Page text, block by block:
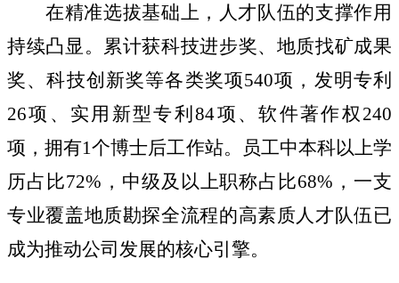
在精准选拔基础上，人才队伍的支撑作用
持续凸显。累计获科技进步奖、地质找矿成果
奖、科技创新奖等各类奖项540项 ， 发明专利
26项、实用新型专利84项 、软件著作权 240
项 ，拥有1个博士后工作站。 员工中本科以上学
历占比72% ， 中级及 以上职称占 比68% ， 一支
专业覆盖地质勘探全流程的高素质人才队伍已
成为推动公司发展的核心引擎。